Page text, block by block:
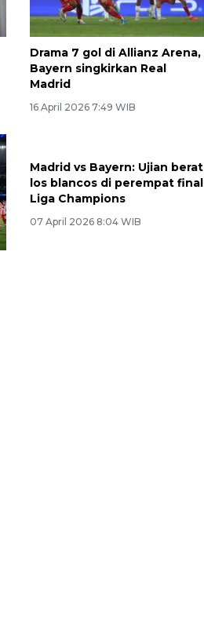
Drama 7 gol di Allianz Arena,
Bayern singkirkan Real
Madrid
16 April 2026 7:49 WIB
Madrid vs Bayern: Ujian berat
los blancos di perempat final
Liga Champions
07 April 2026 8:04 WIB